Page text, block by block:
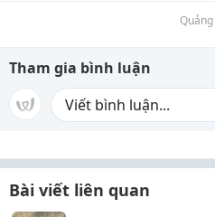
Tham gia bình luận
Bài viết liên quan